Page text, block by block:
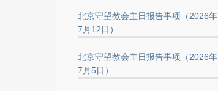
北京守望教会主日报告事项（2026年
7月12日）
北京守望教会主日报告事项（2026年
7月5日）